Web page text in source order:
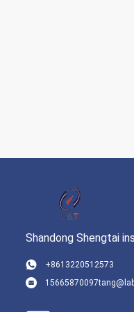
Shandong Shengtai
+8613220512573